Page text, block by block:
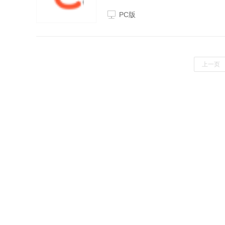
下载使用吧。功能介绍专为程序员
签页万能搜索框...
PC版
上一页